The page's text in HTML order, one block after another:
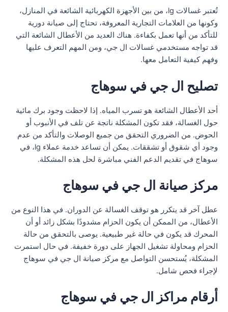
تُعتبر غسالات lg، من بين الأجهزة الكهربائية الشائعة في المنازل،
وكونها من العلامات التجارية المعروفة، تحتاج إلى صيانة دورية
للتأكد من أنها تعمل بكفاءة. هناك العديد من الأعطال الشائعة التي
قد تواجه مستخدمي غسالات ال جي، ومن المهم التعرف عليها
وفهم كيفية التعامل معها.
تصليح ال جي في سوهاج
أحد الأعطال الشائعة هو تسرب المياه. إذا لاحظت وجود برك مائية
حول الغسالة، فقد تكون المشكلة ناتجة عن تلف في الأنبوب أو
الحوض. من الضروري التحقق من جميع الوصلات والتأكد من عدم
وجود أي شقوق أو تشققات. يمكن أن تساعد خدمة عملاء lg، في
سوهاج في تقديم الدعم الفني مباشرة لحل هذه المشكلة.
مركز صيانة ال جي في سوهاج
عطل آخر قد يتكرر هو توقف الغسالة عن الدوران. في هذا النوع من
الأعطال، من الممكن أن يكون الحزام مشدودًا بشكل زائد أو أن
المحرك قد يكون في حالة غير طبيعية. يوصى بالتحقق من حالة
الحزام ومحاولة تشغيل الجهاز على دورة خفيفة. في حال استمرت
المشكلة، يُستحسن التواصل مع مركز صيانة ال جي في سوهاج
لإجراء فحص شامل.
أرقام مراكز ال جي في سوهاج